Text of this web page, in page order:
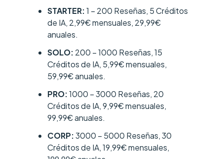
STARTER:1 – 200 Reseñas, 5 Créditos
de IA, 2,99€ mensuales, 29,99€
anuales.
SOLO: 200 – 1000 Reseñas, 15
Créditos de IA, 5,99€ mensuales,
59,99€ anuales.
PRO:1000 – 3000 Reseñas, 20
Créditos de IA, 9,99€ mensuales,
99,99€ anuales.
CORP:3000 – 5000 Reseñas, 30
Créditos de IA, 19,99€ mensuales,